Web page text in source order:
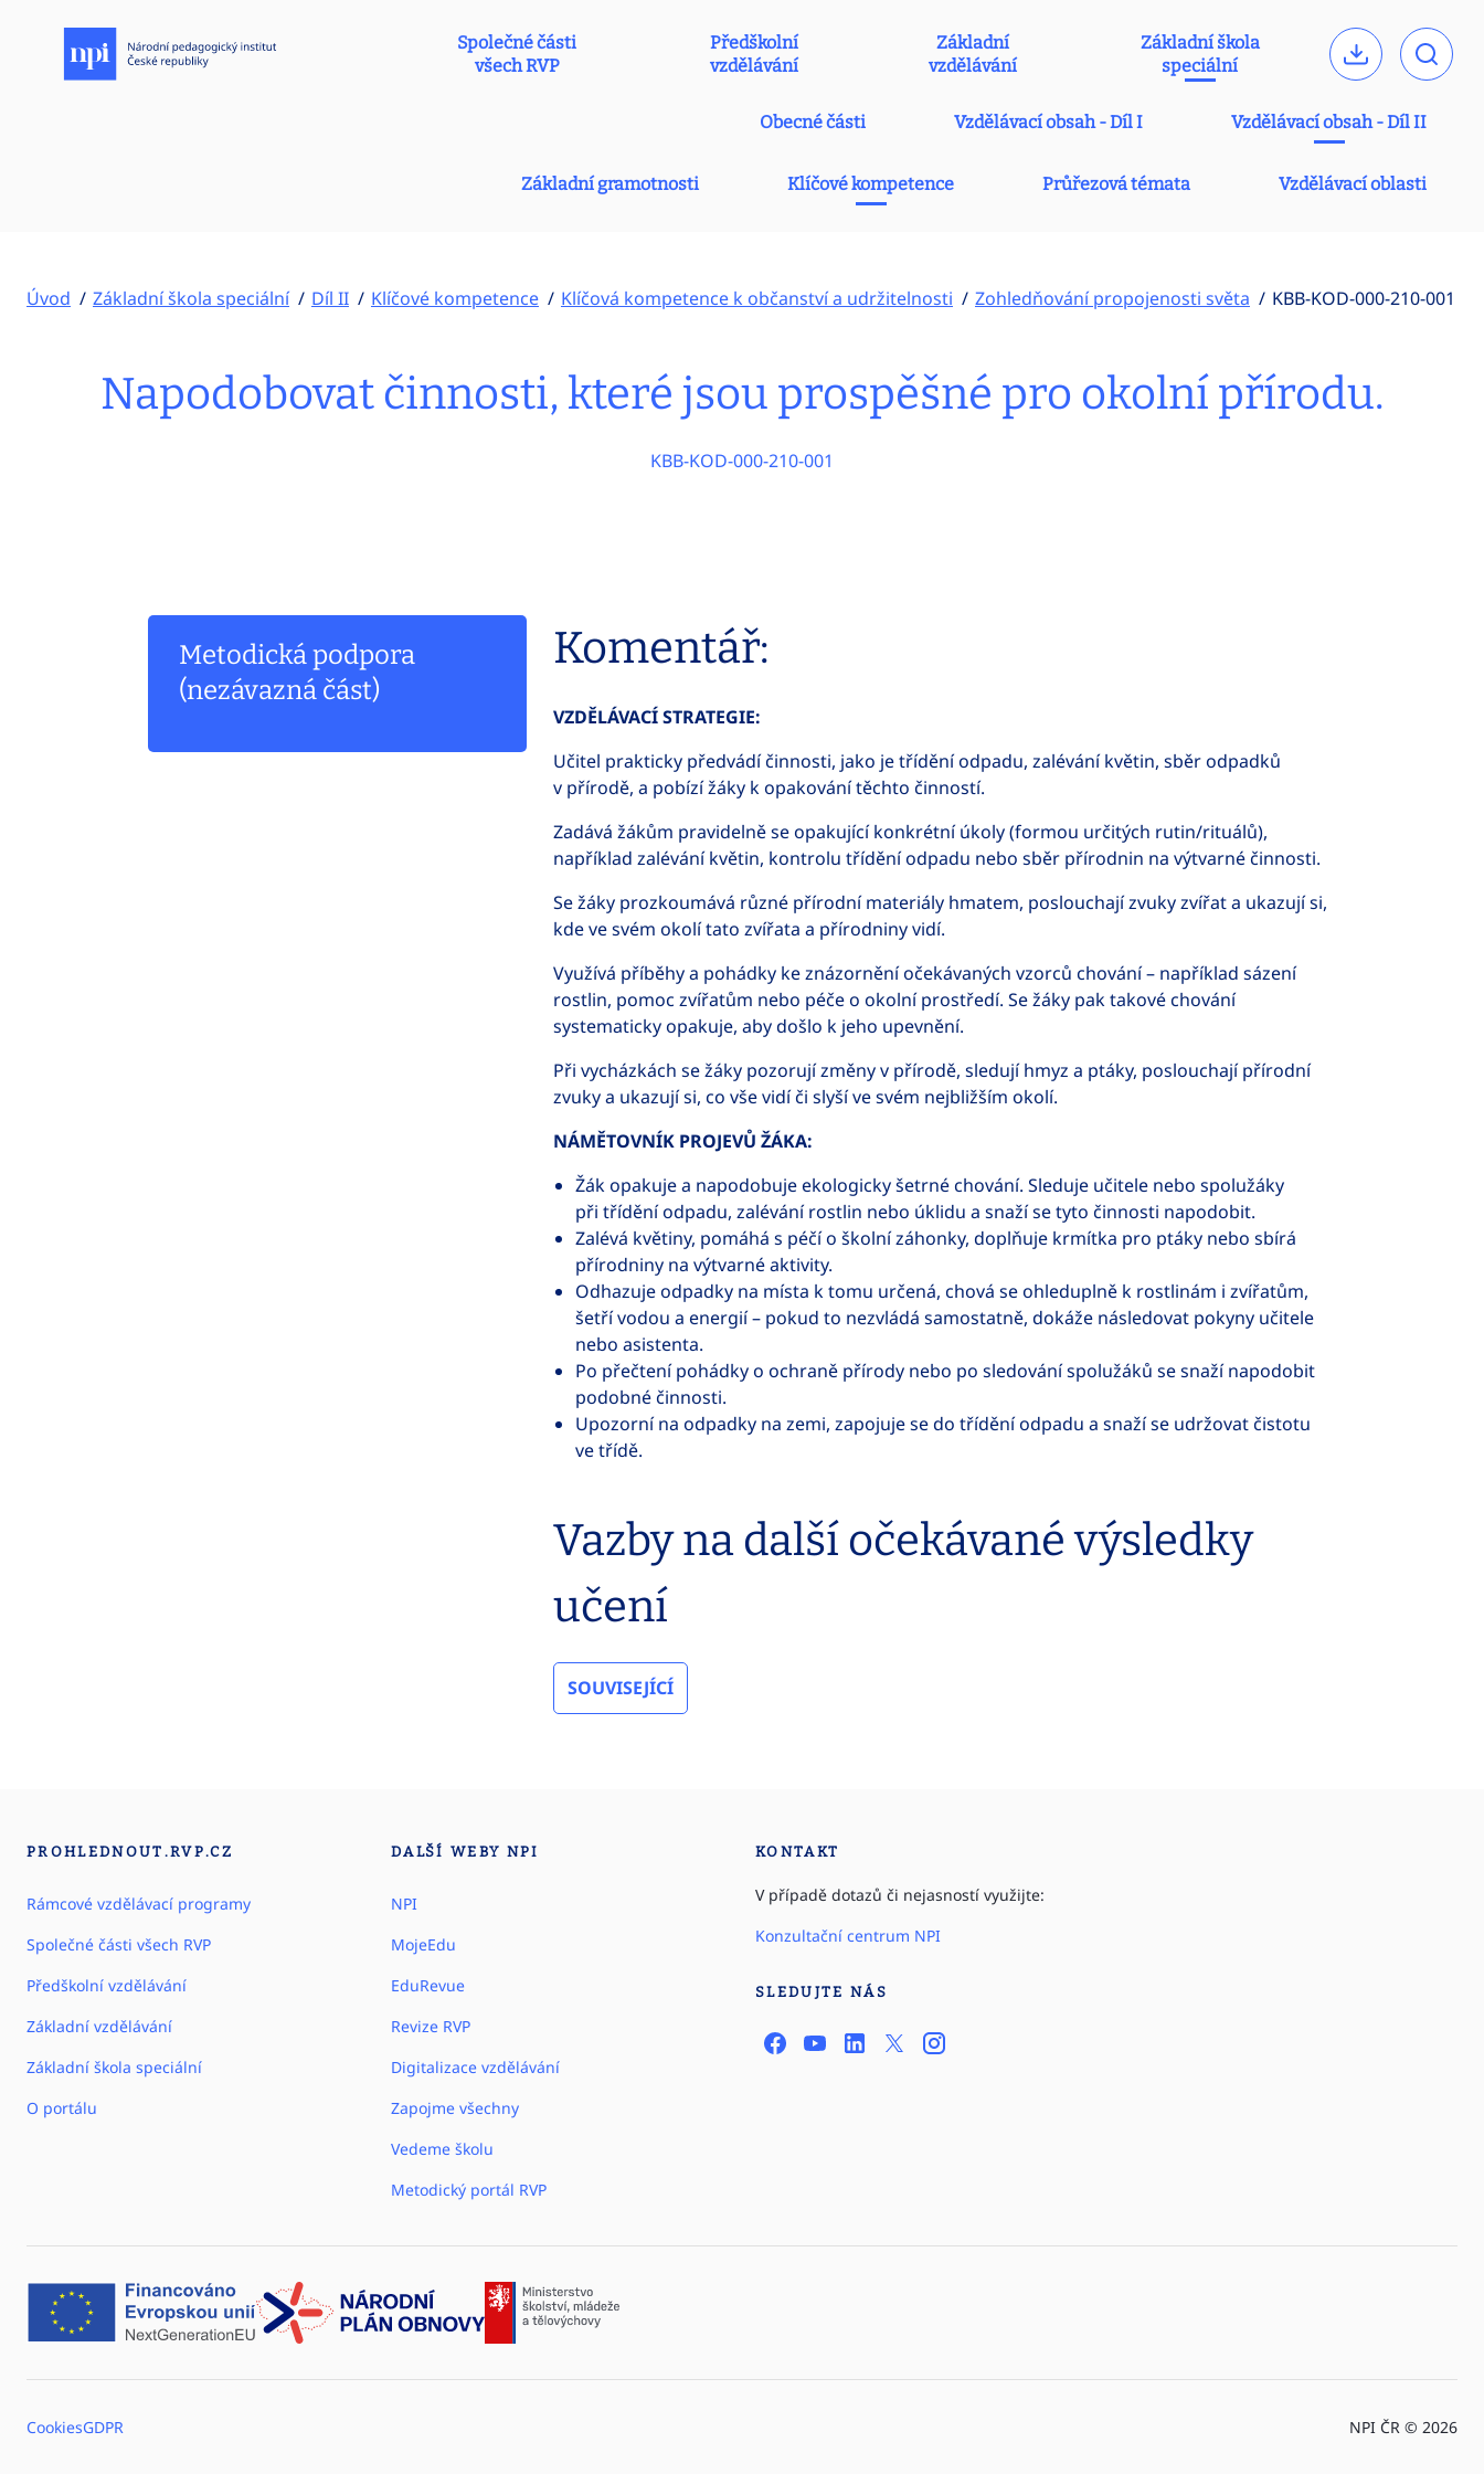
Společné části
všech RVP
Předškolní
vzdělávání
Základní
vzdělávání
Základní škola
speciální
Obecné části Vzdělávací obsah - Díl I Vzdělávací obsah - Díl II
Základní gramotnosti Klíčové kompetence Průřezová témata Vzdělávací oblasti
Úvod Základní škola speciální Díl II Klíčové kompetence Klíčová kompetence k občanství a udržitelnosti Zohledňování propojenosti světa KBB-KOD-000-210-001
Napodobovat činnosti, které jsou prospěšné pro okolní přírodu.
KBB-KOD-000-210-001
Metodická podpora
(nezávazná část)
Komentář:
VZDĚLÁVACÍ STRATEGIE:
Učitel prakticky předvádí činnosti, jako je třídění odpadu, zalévání květin, sběr odpadků
v přírodě, a pobízí žáky k opakování těchto činností.
Zadává žákům pravidelně se opakující konkrétní úkoly (formou určitých rutin/rituálů),
například zalévání květin, kontrolu třídění odpadu nebo sběr přírodnin na výtvarné činnosti.
Se žáky prozkoumává různé přírodní materiály hmatem, poslouchají zvuky zvířat a ukazují si,
kde ve svém okolí tato zvířata a přírodniny vidí.
Využívá příběhy a pohádky ke znázornění očekávaných vzorců chování – například sázení
rostlin, pomoc zvířatům nebo péče o okolní prostředí. Se žáky pak takové chování
systematicky opakuje, aby došlo k jeho upevnění.
Při vycházkách se žáky pozorují změny v přírodě, sledují hmyz a ptáky, poslouchají přírodní
zvuky a ukazují si, co vše vidí či slyší ve svém nejbližším okolí.
NÁMĚTOVNÍK PROJEVŮ ŽÁKA:
Žák opakuje a napodobuje ekologicky šetrné chování. Sleduje učitele nebo spolužáky
při třídění odpadu, zalévání rostlin nebo úklidu a snaží se tyto činnosti napodobit.
Zalévá květiny, pomáhá s péčí o školní záhonky, doplňuje krmítka pro ptáky nebo sbírá
přírodniny na výtvarné aktivity.
Odhazuje odpadky na místa k tomu určená, chová se ohleduplně k rostlinám i zvířatům,
šetří vodou a energií – pokud to nezvládá samostatně, dokáže následovat pokyny učitele
nebo asistenta.
Po přečtení pohádky o ochraně přírody nebo po sledování spolužáků se snaží napodobit
podobné činnosti.
Upozorní na odpadky na zemi, zapojuje se do třídění odpadu a snaží se udržovat čistotu
ve třídě.
Vazby na další očekávané výsledky
učení
SOUVISEJÍCÍ
PROHLEDNOUT.RVP.CZ
Rámcové vzdělávací programy
Společné části všech RVP
Předškolní vzdělávání
Základní vzdělávání
Základní škola speciální
O portálu
DALŠÍ WEBY NPI
NPI
MojeEdu
EduRevue
Revize RVP
Digitalizace vzdělávání
Zapojme všechny
Vedeme školu
Metodický portál RVP
KONTAKT
V případě dotazů či nejasností využijte:
Konzultační centrum NPI
SLEDUJTE NÁS
CookiesGDPR NPI ČR © 2026